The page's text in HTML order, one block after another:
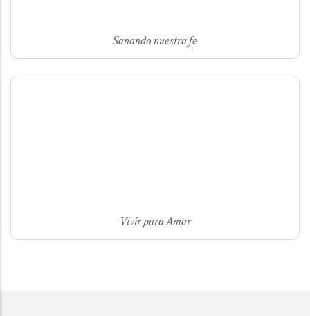
Sanando nuestra fe
Vivir para Amar